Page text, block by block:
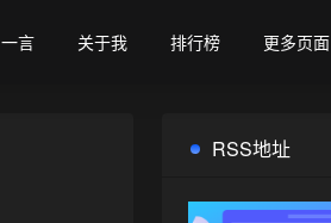
一言 关于我 排行榜 更多页面
RSS地址